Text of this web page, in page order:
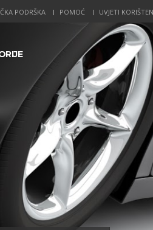
PODRŠKA POMOĆ UVJETI